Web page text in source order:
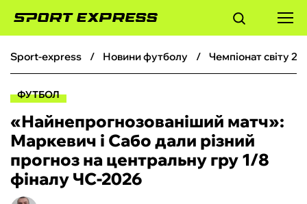
ФУТБОЛ
БОКС
ХОКЕЙ
sport-express новини футболу чемпіонат світу
ФУТБОЛ
«Найнепрогнозованіший матч»:
Маркевич і Сабо дали різний
прогноз на центральну гру 1/8
фіналу ЧС-2026